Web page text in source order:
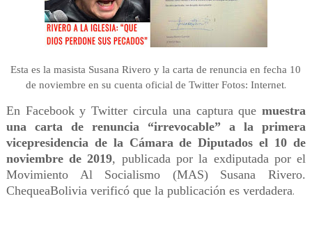
Esta es la masista Susana Rivero y la carta de renuncia en fecha 10
de noviembre en su cuenta oficial de Twitter Fotos: Internet.
En Facebook y Twitter circula una captura quemuestra
una carta de renuncia “irrevocable” a la primera
vicepresidencia de la Cámara de Diputados el 10 de
noviembre de 2019, publicada por la exdiputada por el
Movimiento Al Socialismo (MAS) Susana Rivero.
ChequeaBolivia verificó que la publicación es verdadera.